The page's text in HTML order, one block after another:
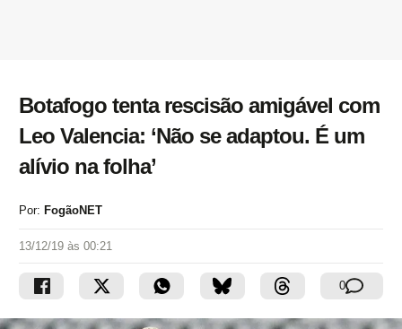
Botafogo tenta rescisão amigável com
Leo Valencia: ‘Não se adaptou. É um
alívio na folha’
Por: FogãoNET
13/12/19 às 00:21
0